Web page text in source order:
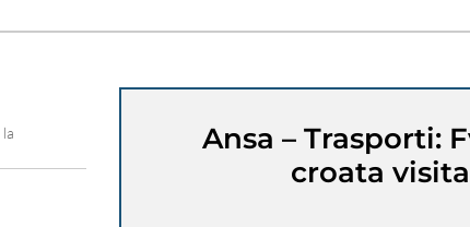
Ansa – Trasporti:
croata